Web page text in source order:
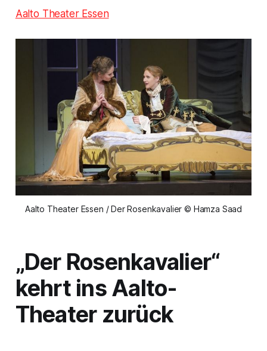
Aalto Theater Essen
Aalto Theater Essen / Der Rosenkavalier © Hamza Saad
„Der Rosenkavalier“
kehrt ins Aalto-
Theater zurück